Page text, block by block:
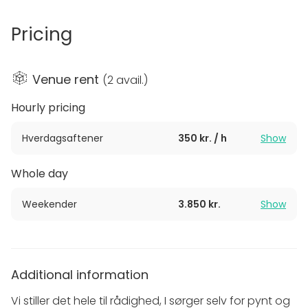
Pricing
Venue rent (2 avail.)
Hourly pricing
Hverdagsaftener 350 kr. / h Show
Whole day
Weekender 3.850 kr. Show
Additional information
Vi stiller det hele til rådighed, I sørger selv for pynt og